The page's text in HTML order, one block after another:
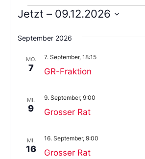
Jetzt – 09.12.2026
Sie
das
aus.
September 2026
MO.
7 GR-Fraktion
7. September, 18:15
MI.
9 Grosser Rat
9. September, 9:00
MI.
16 Grosser Rat
16. September, 9:00